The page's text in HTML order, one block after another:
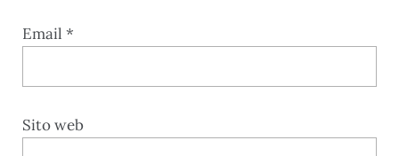
Email *
Sito web